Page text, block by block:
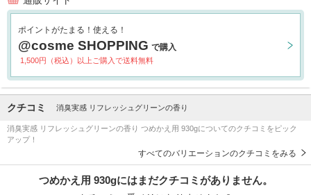
ポイントがたまる！使える！
@cosme SHOPPING で購入
1,500円（税込）以上ご購入で送料無料
クチコミ 消臭実感 リフレッシュグリーンの香り
消臭実感 リフレッシュグリーンの香り つめかえ用 930gについてのクチコミをピック
アップ！
すべてのバリエーションのクチコミをみる
つめかえ用 930gにはまだクチコミがありません。